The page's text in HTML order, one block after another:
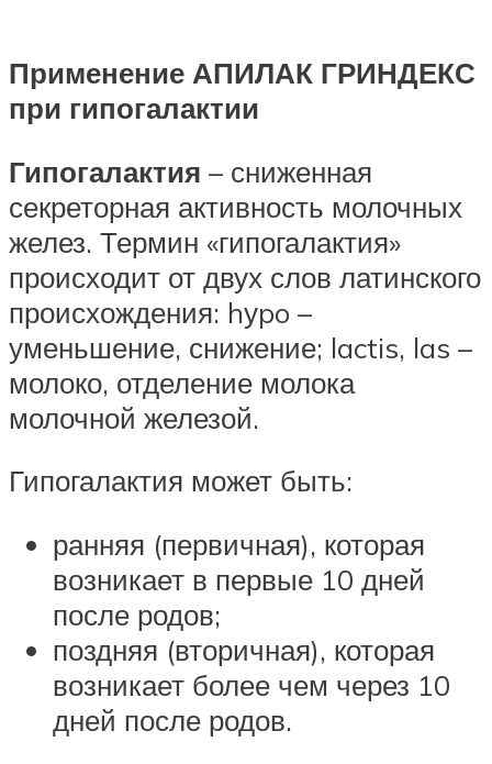
Применение АПИЛАК ГРИНДЕКС
при гипогалактии
Гипогалактия – сниженная
секреторная активность молочных
желез. Термин «гипогалактия»
происходит от двух слов латинского
происхождения: hуpo –
уменьшение, снижение; lactis, las –
молоко, отделение молока
молочной железой.
Гипогалактия может быть:
ранняя (первичная), которая
возникает в первые 10 дней
после родов;
поздняя (вторичная), которая
возникает более чем через 10
дней после родов.